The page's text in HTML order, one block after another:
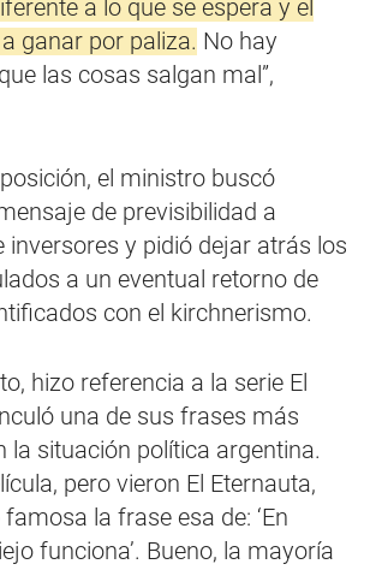
a lo que se espera y el
ganar por paliza. No hay
las cosas salgan mal”,
el ministro buscó
de previsibilidad a
inversores y pidió dejar atrás los
a un eventual retorno de
con el kirchnerismo.
hizo referencia a la serie El
una de sus frases más
la situación política argentina.
pero vieron El Eternauta,
la frase esa de: ‘En
funciona’. Bueno, la mayoría